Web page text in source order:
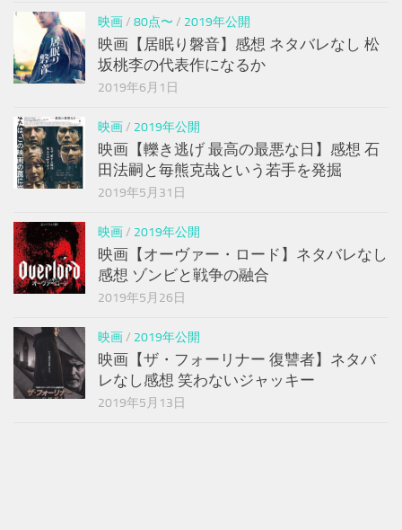
映画/ 80点〜 / 2019年公開
映画【居眠り磐音】感想 ネタバレなし 松
坂桃李の代表作になるか
2019年6月1日
映画/ 2019年公開
映画【轢き逃げ 最高の最悪な日】感想 石
田法嗣と毎熊克哉という若手を発掘
2019年5月31日
映画/ 2019年公開
映画【オーヴァー・ロード】ネタバレなし
感想 ゾンビと戦争の融合
2019年5月26日
映画/ 2019年公開
映画【ザ・フォーリナー 復讐者】ネタバ
レなし感想 笑わないジャッキー
2019年5月13日